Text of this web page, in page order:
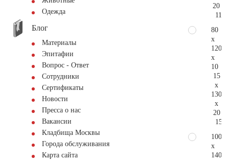
Одежда
Блог
Материалы
Эпитафии
Вопрос - Ответ
Сотрудники
Сертификаты
Новости
Пресса о нас
Вакансии
Кладбища Москвы
Города обслуживания
Карта сайта
20
80
x
120
x
10
15
x
130
x
20
100
x
140